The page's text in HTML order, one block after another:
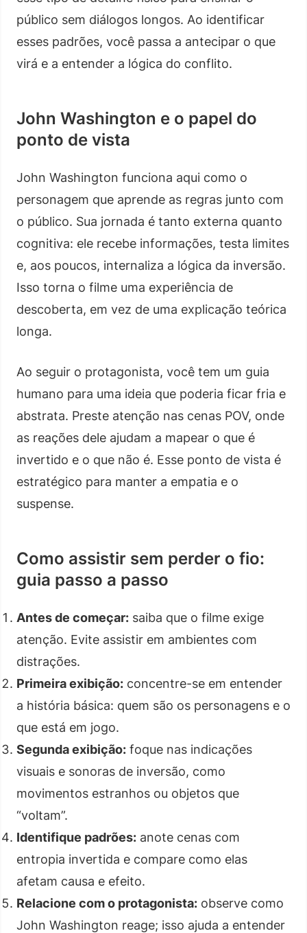
público sem diálogos longos. Ao identificar
esses padrões, você passa a antecipar o que
virá e a entender a lógica do conflito.
John Washington e o papel do
ponto de vista
John Washington funciona aqui como o
personagem que aprende as regras junto com
o público. Sua jornada é tanto externa quanto
cognitiva: ele recebe informações, testa limites
e, aos poucos, internaliza a lógica da inversão.
Isso torna o filme uma experiência de
descoberta, em vez de uma explicação teórica
longa.
Ao seguir o protagonista, você tem um guia
humano para uma ideia que poderia ficar fria e
abstrata. Preste atenção nas cenas POV, onde
as reações dele ajudam a mapear o que é
invertido e o que não é. Esse ponto de vista é
estratégico para manter a empatia e o
suspense.
Como assistir sem perder o fio:
guia passo a passo
Antes de começar: saiba que o filme exige
atenção. Evite assistir em ambientes com
distrações.
Primeira exibição: concentre-se em entender
a história básica: quem são os personagens e o
que está em jogo.
Segunda exibição: foque nas indicações
visuais e sonoras de inversão, como
movimentos estranhos ou objetos que
“voltam”.
Identifique padrões: anote cenas com
entropia invertida e compare como elas
afetam causa e efeito.
Relacione com o protagonista: observe como
John Washington reage; isso ajuda a entender